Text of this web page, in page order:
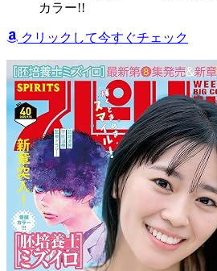
カラー!!
クリックして今すぐチェック